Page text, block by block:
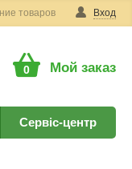
Вход
товаров
0 Мой заказ
Сервіс-центр